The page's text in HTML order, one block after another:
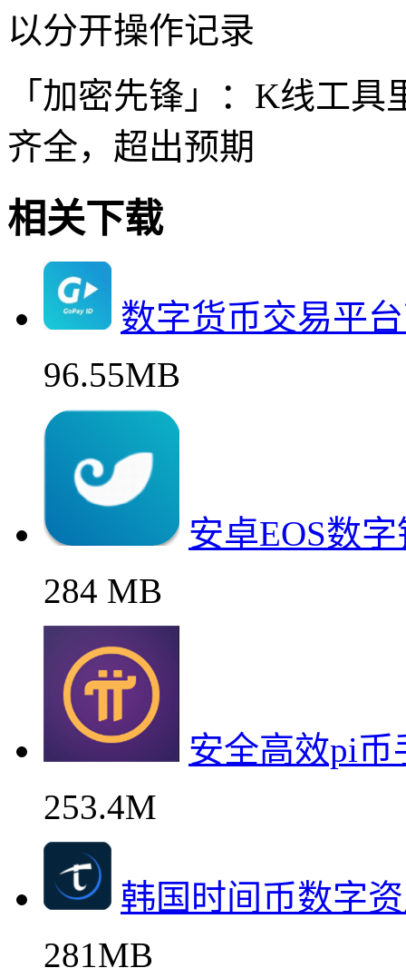
以分开操作记录
「加密先锋」：K线工
齐全，超出预期
相关下载
数字货币交易平
96.55MB
安卓EOS数
284 MB
安全高效pi
253.4M
韩国时间币数字
281MB